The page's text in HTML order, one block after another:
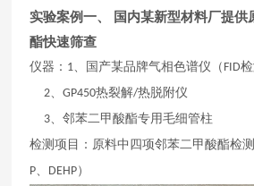
实验案例一、 国内某新型材料厂提供
酯快速筛查
仪器： 1、国产某品牌气相色谱仪（ FID检
2、GP450热裂解/热脱附仪
3、邻苯二甲酸酯专用毛细管柱
检测项目：原料中四项邻苯二甲酸酯检
P、 DEHP）